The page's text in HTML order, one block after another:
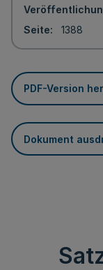
Seite
1388
PDF-Version
Dokument